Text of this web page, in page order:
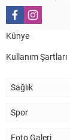
Künye
Kullanım Şartları
Sağlık
Spor
Foto Galeri